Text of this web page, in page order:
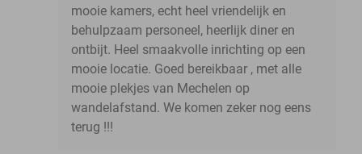
mooie kamers, echt heel vriendelijk en
behulpzaam personeel, heerlijk diner en
ontbijt. Heel smaakvolle inrichting op een
mooie locatie. Goed bereikbaar , met alle
mooie plekjes van Mechelen op
wandelafstand. We komen zeker nog eens
terug !!!